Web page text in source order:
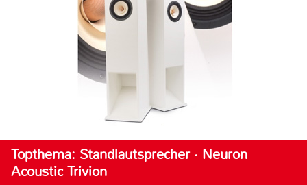
Topthema: Standlautsprecher · Neuron
Acoustic Trivion